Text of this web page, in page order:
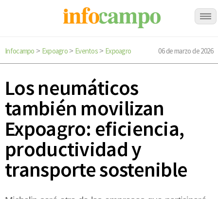
Infocampo > Expoagro> Eventos> Expoagro 06 de marzo de 2026
Los neumáticos
también movilizan
Expoagro: eficiencia,
productividad y
transporte sostenible